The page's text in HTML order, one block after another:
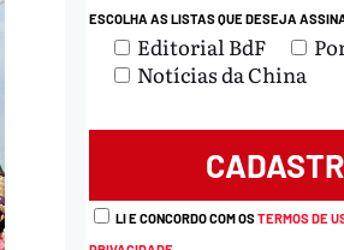
ESCOLHA AS LISTAS QUE DESEJA
Editorial BdF
Notícias da China
LI E CONCORDO COM OSTERMOS DE